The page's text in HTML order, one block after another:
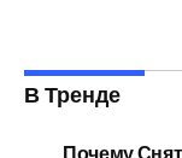
В Тренде
Почему